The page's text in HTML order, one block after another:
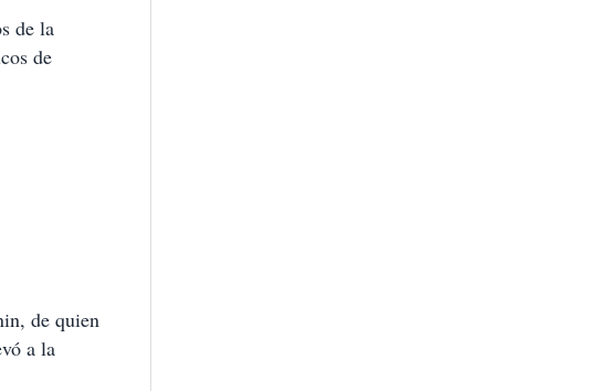
de la
de
de quien
a la